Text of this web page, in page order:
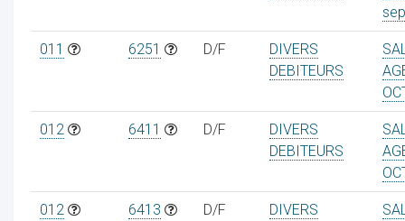
011 6251 D/F
DIVERS
DEBITEURS
012 6411 D/F
DIVERS
DEBITEURS
012 6413 D/F
DIVERS